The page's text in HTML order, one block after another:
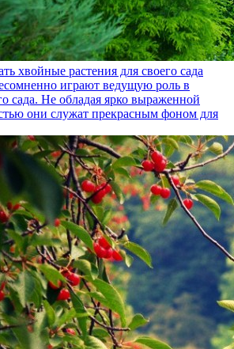
хвойные растения для своего сада
играют ведущую роль в
сада. Не обладая ярко выраженной
они служат прекрасным фоном для